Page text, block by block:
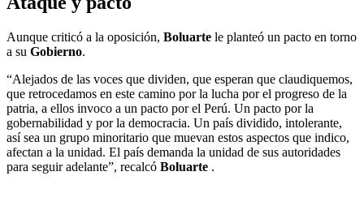
Aunque criticó a la oposición, Boluarte le planteó un pacto en torno
a su Gobierno.
“Alejados de las voces que dividen, que esperan que claudiquemos,
que retrocedamos en este camino por la lucha por el progreso de la
patria, a ellos invoco a un pacto por el Perú. Un pacto por la
gobernabilidad y por la democracia. Un país dividido, intolerante,
así sea un grupo minoritario que muevan estos aspectos que indico,
afectan a la unidad. El país demanda la unidad de sus autoridades
para seguir adelante”, recalcó Boluarte .